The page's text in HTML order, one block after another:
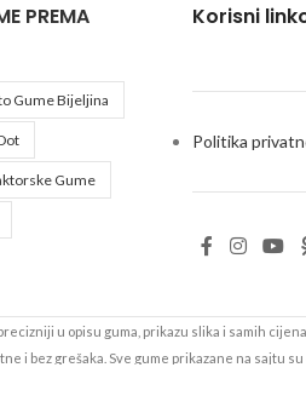
PREMA
Gume Bijeljina
Gume
Korisni
Politika
u opisu guma, prikazu slika i samih
i bez grešaka. Sve gume prikazane na sajtu